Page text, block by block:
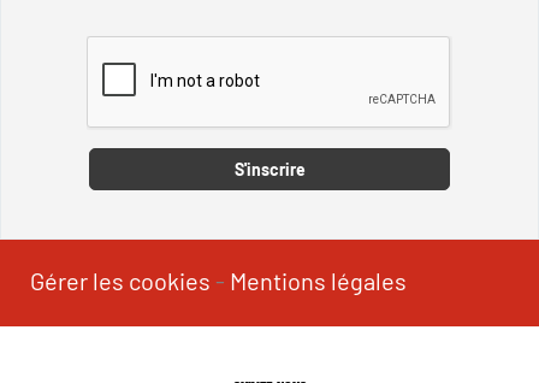
S'inscrire
Gérer les cookies - Mentions légales